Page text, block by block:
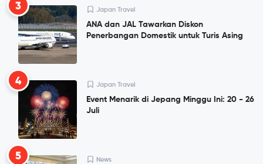
3 Japan Travel
ANA dan JAL Tawarkan Diskon
Penerbangan Domestik untuk Turis Asing
4 Japan Travel
Event Menarik di Jepang Minggu Ini: 20 - 26
Juli
5 News